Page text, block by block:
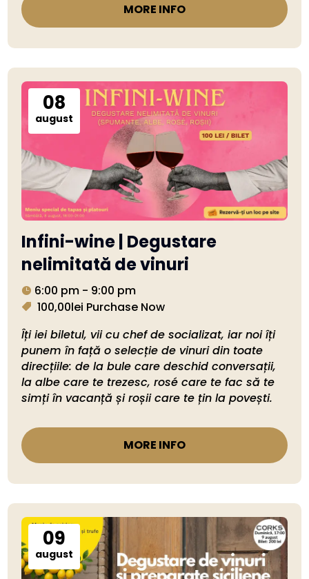
MORE INFO
08
august
Infini-wine | Degustare
nelimitată de vinuri
6:00 pm - 9:00 pm
100,00lei Purchase Now
Îți iei biletul, vii cu chef de socializat, iar noi îți
punem în față o selecție de vinuri din toate
direcțiile: de la bule care deschid conversații,
la albe care te trezesc, rosé care te fac să te
simți în vacanță și roșii care te țin la povești.
MORE INFO
09
august